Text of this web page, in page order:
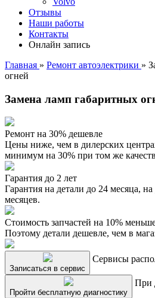
Отзывы
Наши работы
Контакты
Онлайн запись
Главная » Ремонт автоэлектрики »
огней
Замена ламп габаритных
Ремонт на 30% дешевле
Цены ниже, чем в дилерских
минимум на 30% при том же
Гарантия до 2 лет
Гарантия на детали до 24 месяца,
месяцев.
Стоимость запчастей на 10%
Поэтому детали дешевле, чем в
Записаться в сервис
Сервисы
Пройти бесплатную диагностику
При